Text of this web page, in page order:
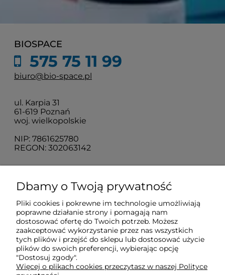
BIOSPACE
575 75 11 99
biuro@bio-space.pl
ul. Karpia 31
61-619 Poznań
woj. wielkopolskie
NIP: 7861625780
REGON: 302063142
O nas
Obsługa klienta
Pomoc
Moje konto
Dbamy o Twoją prywatność
Pliki cookies i pokrewne im technologie umożliwiają
poprawne działanie strony i pomagają nam
dostosować ofertę do Twoich potrzeb. Możesz
zaakceptować wykorzystanie przez nas wszystkich
tych plików i przejść do sklepu lub dostosować użycie
plików do swoich preferencji, wybierając opcję
"Dostosuj zgody".
Więcej o plikach cookies przeczytasz w naszej Polityce